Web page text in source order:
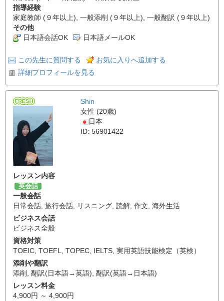
指導経験
家庭教師 (９年以上), 一般添削 (９年以上), 一般翻訳 (９年以上)
その他
日本語会話OK
日本語メールOK
この先生に質問する
お気に入りへ追加する
詳細プロフィールを見る
Shin
女性 (20歳)
日本
ID: 56901422
レッスン内容
英会話
一般会話
日常会話 旅行会話 リスニング 読解 作文 海外生活
ビジネス会話
ビジネス全般
資格対策
TOEIC TOEFL TOPEC IELTS 実用英語技能検定（英検）
添削や翻訳
添削
翻訳(日本語→英語) 翻訳(英語→日本語)
レッスン料金
4,900円 ～ 4,900円